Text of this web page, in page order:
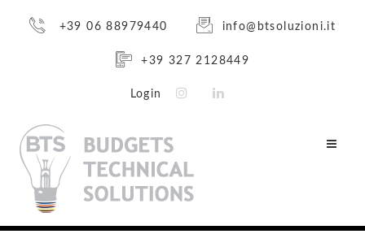
+39 06 88979440 info@btsoluzioni.it
+39 327 2128449
Login